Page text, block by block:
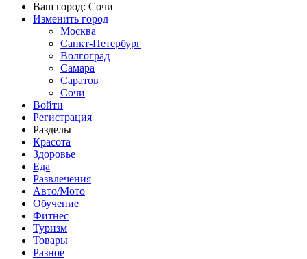
Ваш город: Сочи
Изменить город
Москва
Санкт-Петербург
Волгоград
Самара
Саратов
Сочи
Войти
Регистрация
Разделы
Красота
Здоровье
Еда
Развлечения
Авто/Мото
Обучение
Фитнес
Туризм
Товары
Разное